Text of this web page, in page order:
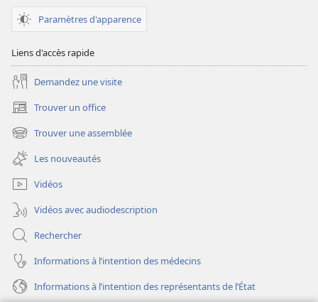
Paramètres d'apparence
Liens d'accès rapide
Demandez une visite
Trouver un office
(ouvre
une
nouvelle
fenêtre)
Trouver une assemblée
(ouvre
une
nouvelle
fenêtre)
Les nouveautés
Vidéos
Vidéos avec audiodescription
Rechercher
Informations à l’intention des médecins
Informations à l’intention des représentants de l’État